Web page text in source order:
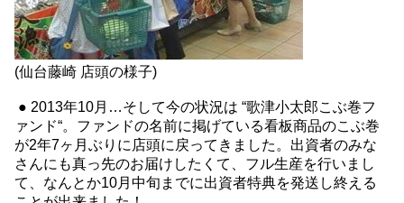
(仙台藤崎 店頭の様子)
● 2013年10月…そして今の状況は “歌津小太郎こぶ巻フ
ァンド“。ファンドの名前に掲げている看板商品のこぶ巻
が2年7ヶ月ぶりに店頭に戻ってきました。出資者のみな
さんにも真っ先のお届けしたくて、フル生産を行いまし
て、なんとか10月中旬までに出資者特典を発送し終える